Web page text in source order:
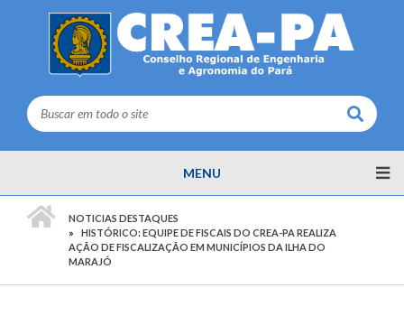
Buscar
MENU
NOTICIAS DESTAQUES
HISTÓRICO: EQUIPE DE FISCAIS DO CREA-PA REALIZA
AÇÃO DE FISCALIZAÇÃO EM MUNICÍPIOS DA ILHA DO
MARAJÓ